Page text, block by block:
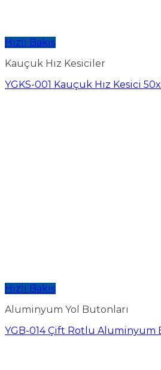
Hızlı Bakış
Kauçuk Hız Kesiciler
YGKS-001 Kauçuk Hız Kesici
Hızlı Bakış
Aluminyum Yol Butonları
YGB-014 Çift Rotlu Aluminyum